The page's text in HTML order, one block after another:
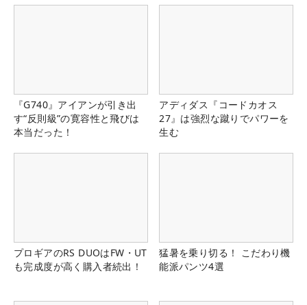
『G740』アイアンが引き出
す“反則級”の寛容性と飛びは
本当だった！
アディダス『コードカオス
27』は強烈な蹴りでパワーを
生む
プロギアのRS DUOはFW・UT
も完成度が高く購入者続出！
猛暑を乗り切る！ こだわり機
能派パンツ4選